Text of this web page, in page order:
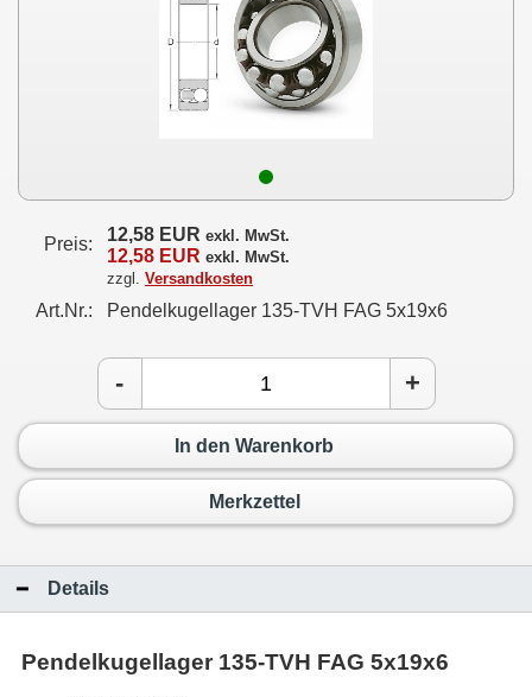
Preis: 12,58 EUR exkl. MwSt.
12,58 EUR exkl. MwSt.
zzgl. Versandkosten
Art.Nr.: Pendelkugellager 135-TVH FAG 5x19x6
- +
In den Warenkorb
Merkzettel
Details
Pendelkugellager 135-TVH FAG 5x19x6